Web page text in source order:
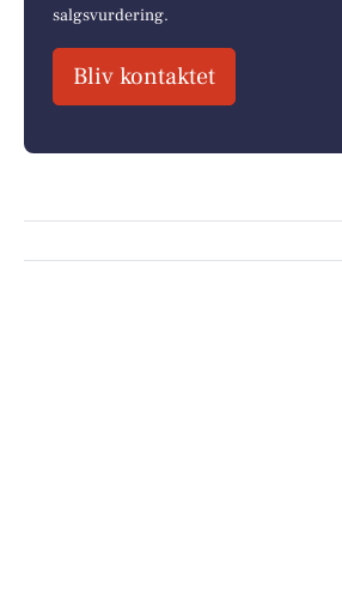
salgsvurdering.
Bliv kontaktet